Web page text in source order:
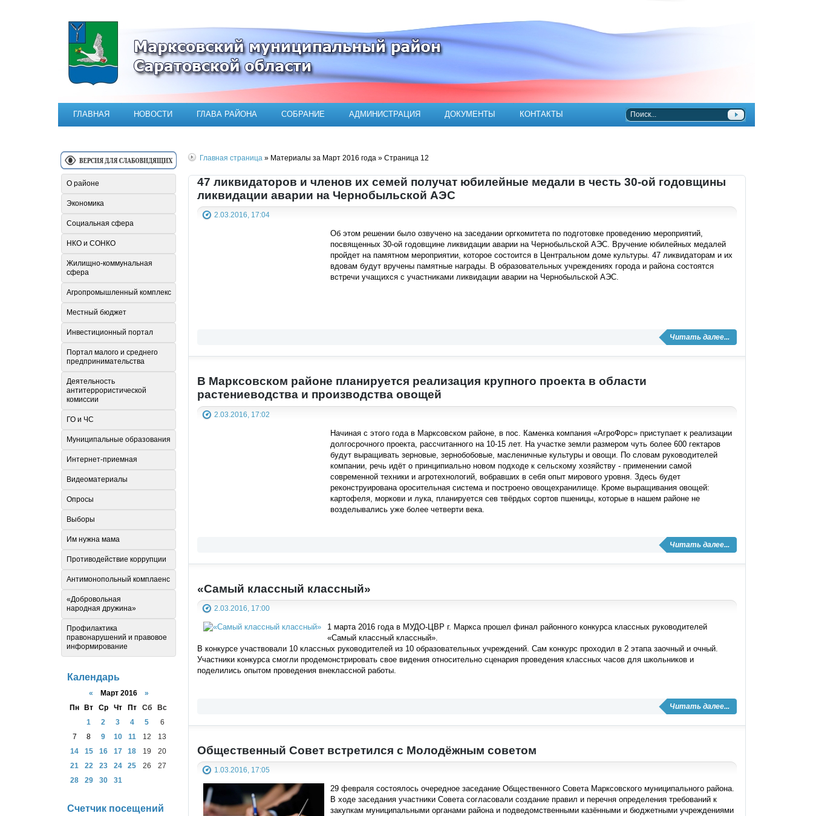
Официальный сайт Марксовского муниципального района
ГЛАВНАЯ НОВОСТИ ГЛАВА РАЙОНА СОБРАНИЕ АДМИНИСТРАЦИЯ ДОКУМЕНТЫ КОНТАКТЫ
Главная страница » Материалы за Март 2016 года » Страница 12
47 ликвидаторов и членов их семей получат юбилейные медали в честь 30-ой годовщины
ликвидации аварии на Чернобыльской АЭС
2.03.2016, 17:04
Об этом решении было озвучено на заседании оргкомитета по подготовке проведению мероприятий,
посвященных 30-ой годовщине ликвидации аварии на Чернобыльской АЭС. Вручение юбилейных медалей
пройдет на памятном мероприятии, которое состоится в Центральном доме культуры. 47 ликвидаторам и их
вдовам будут вручены памятные награды. В образовательных учреждениях города и района состоятся
встречи учащихся с участниками ликвидации аварии на Чернобыльской АЭС.
Читать далее...
В Марксовском районе планируется реализация крупного проекта в области
растениеводства и производства овощей
2.03.2016, 17:02
Начиная с этого года в Марксовском районе, в пос. Каменка компания «АгроФорс» приступает к реализации
долгосрочного проекта, рассчитанного на 10-15 лет. На участке земли размером чуть более 600 гектаров
будут выращивать зерновые, зернобобовые, масленичные культуры и овощи. По словам руководителей
компании, речь идёт о принципиально новом подходе к сельскому хозяйству - применении самой
современной техники и агротехнологий, вобравших в себя опыт мирового уровня. Здесь будет
реконструирована оросительная система и построено овощехранилище. Кроме выращивания овощей:
картофеля, моркови и лука, планируется сев твёрдых сортов пшеницы, которые в нашем районе не
возделывались уже более четверти века.
Читать далее...
«Самый классный классный»
2.03.2016, 17:00
1 марта 2016 года в МУДО-ЦВР г. Маркса прошел финал районного конкурса классных руководителей
«Самый классный классный».
В конкурсе участвовали 10 классных руководителей из 10 образовательных учреждений. Сам конкурс проходил в 2 этапа заочный и очный.
Участники конкурса смогли продемонстрировать свое видения относительно сценария проведения классных часов для школьников и
поделились опытом проведения внеклассной работы.
Читать далее...
Общественный Совет встретился с Молодёжным советом
1.03.2016, 17:05
29 февраля состоялось очередное заседание Общественного Совета Марксовского муниципального района.
В ходе заседания участники Совета согласовали создание правил и перечня определения требований к
закупкам муниципальными органами района и подведомственными казёнными и бюджетными учреждениями
О районе
Экономика
Социальная сфера
НКО и СОНКО
Жилищно-коммунальная
сфера
Агропромышленный комплекс
Местный бюджет
Инвестиционный портал
Портал малого и среднего
предпринимательства
Деятельность
антитеррористической
комиссии
ГО и ЧС
Муниципальные образования
Интернет-приемная
Видеоматериалы
Опросы
Выборы
Им нужна мама
Противодействие коррупции
Антимонопольный комплаенс
«Добровольная
народная дружина»
Профилактика
правонарушений и правовое
информирование
Календарь
« Март 2016 »
Пн
Вт Ср Чт Пт Сб
Вс
1
2 3 4 5
6
7
8 9 10 11 12
13
14
15 16 17 18 19
20
21
22 23 24 25 26
27
28
29 30 31
Счетчик посещений